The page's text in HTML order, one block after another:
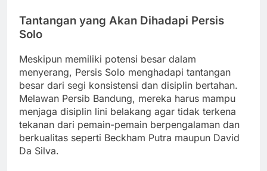
Tantangan yang Akan Dihadapi Persis
Solo
Meskipun memiliki potensi besar dalam
menyerang, Persis Solo menghadapi tantangan
besar dari segi konsistensi dan disiplin bertahan.
Melawan Persib Bandung, mereka harus mampu
menjaga disiplin lini belakang agar tidak terkena
tekanan dari pemain-pemain berpengalaman dan
berkualitas seperti Beckham Putra maupun David
Da Silva.